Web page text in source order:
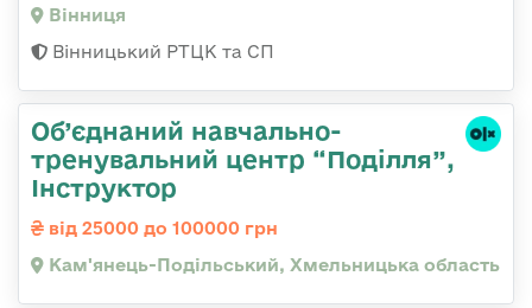
Вінниця
Вінницький РТЦК та СП
Об’єднаний навчально-
тренувальний центр “Поділля”,
Інструктор
від 25000 до 100000 грн
Кам'янець-Подільський, Хмельницька область